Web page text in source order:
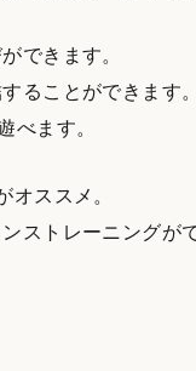
できます。
ることができます
べます。
オススメ。
ストレーニングが